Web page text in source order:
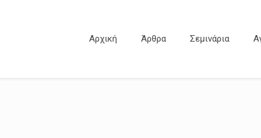
Αρχική Άρθρα Σεμινάρια